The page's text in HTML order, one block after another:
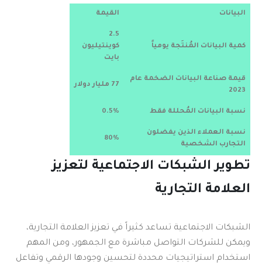
البيانات القيمة
كمية البيانات المُنتَجة يومياً
2.5
كوينتيليون
بايت
قيمة صناعة البيانات الضخمة عام
2023
77 مليار دولار
نسبة البيانات المُحللة فقط 0.5%
نسبة العملاء الذين يفضلون
التجارب الشخصية
80%
تطوير الشبكات الاجتماعية لتعزيز
العلامة التجارية
الشبكات الاجتماعية تساعد كثيراً في تعزيز العلامة التجارية،
ويمكن للشركات التواصل مباشرة مع الجمهور، ومن المهم
استخدام استراتيجيات محددة لتحسين وجودها الرقمي وتفاعل